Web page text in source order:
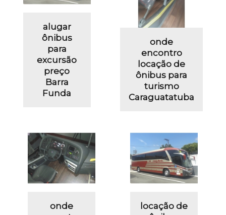
alugar
ônibus
para
excursão
preço
Barra
Funda
onde
encontro
locação de
ônibus para
turismo
Caraguatatuba
onde
locação de